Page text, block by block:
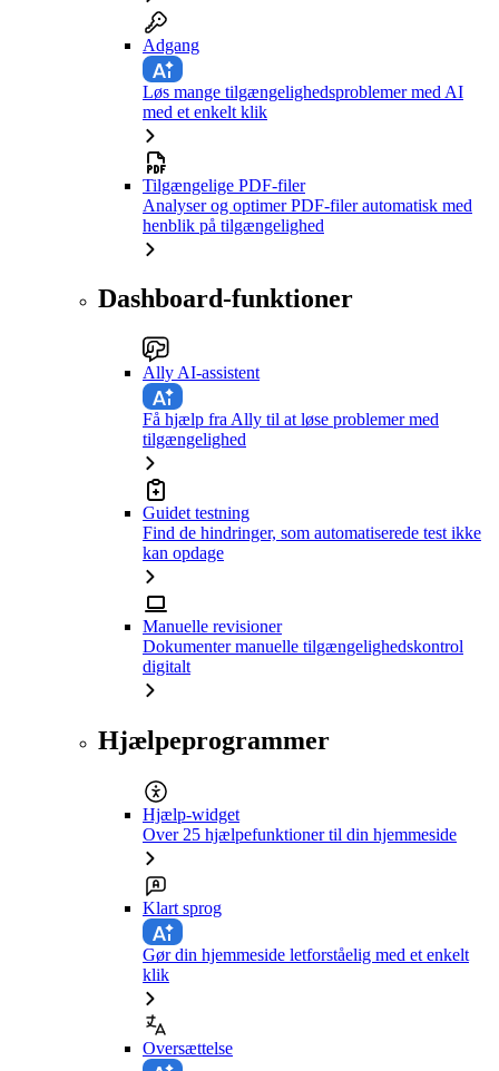
Adgang
Løs mange tilgængelighedsproblemer med AI
med et enkelt klik
Tilgængelige PDF-filer
Analyser og optimer PDF-filer automatisk med
henblik på tilgængelighed
Dashboard-funktioner
Ally AI-assistent
Få hjælp fra Ally til at løse problemer med
tilgængelighed
Guidet testning
Find de hindringer, som automatiserede test ikke
kan opdage
Manuelle revisioner
Dokumenter manuelle tilgængelighedskontrol
digitalt
Hjælpeprogrammer
Hjælp-widget
Over 25 hjælpefunktioner til din hjemmeside
Klart sprog
Gør din hjemmeside letforståelig med et enkelt
klik
Oversættelse